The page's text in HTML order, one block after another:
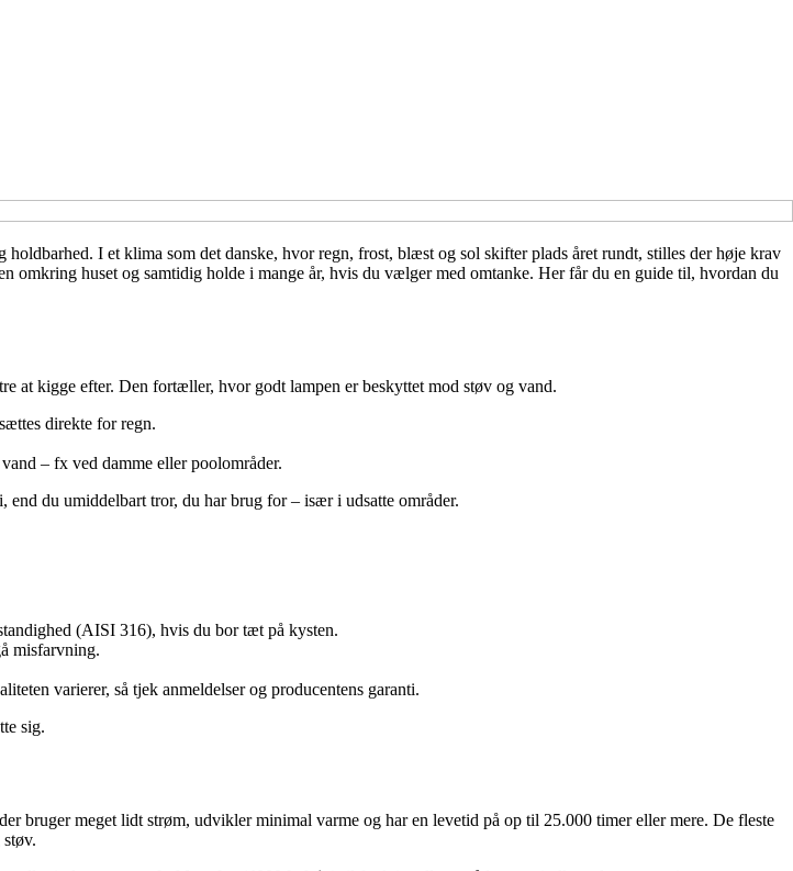
I et klima som det danske, hvor regn, frost, blæst og sol skifter plads året rundt, stilles der høje krav
omkring huset og samtidig holde i mange år, hvis du vælger med omtanke. Her får du en guide til, hvordan du
at kigge efter. Den fortæller, hvor godt lampen er beskyttet mod støv og vand.
direkte for regn.
– fx ved damme eller poolområder.
du umiddelbart tror, du har brug for – især i udsatte områder.
(AISI 316), hvis du bor tæt på kysten.
misfarvning.
varierer, så tjek anmeldelser og producentens garanti.
sig.
bruger meget lidt strøm, udvikler minimal varme og har en levetid på op til 25.000 timer eller mere. De fleste